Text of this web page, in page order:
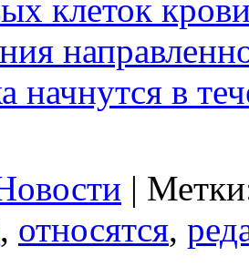
клеток
начнутся в
|
, относятся,